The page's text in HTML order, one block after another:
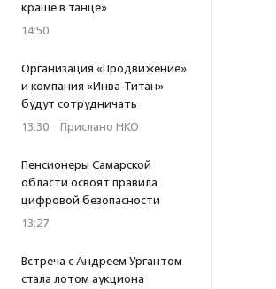
краше в танце»
14:50
Организация «Продвижение»
и компания «Инва-Титан»
будут сотрудничать
13:30 · Прислано НКО
Пенсионеры Самарской
области освоят правила
цифровой безопасности
13:27
Встреча с Андреем Ургантом
стала лотом аукциона